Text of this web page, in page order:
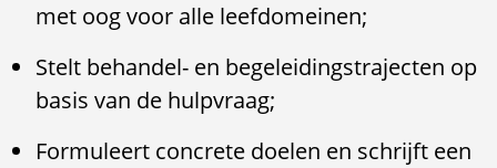
met oog voor alle leefdomeinen;
Stelt behandel- en begeleidingstrajecten op
basis van de hulpvraag;
Formuleert concrete doelen en schrijft een